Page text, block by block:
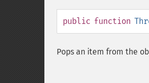
public function
Pops an item from the